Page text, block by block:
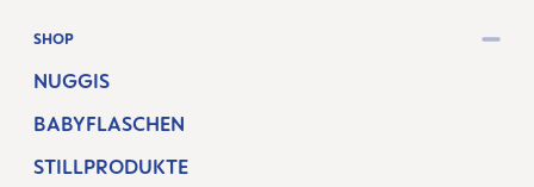
SHOP
NUGGIS
BABYFLASCHEN
STILLPRODUKTE